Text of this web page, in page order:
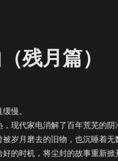
残月篇）
慢。
代家电消解了百年荒芜的阴
岁月磨去的旧物，也沉睡着
的时机，将尘封的故事重新掀